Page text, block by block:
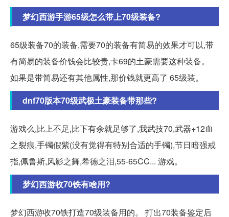
梦幻西游手游65级怎么带上70级装备?
65级装备70的装备,需要70的装备有简易的效果才可以,带
有简易的装备价钱会比较贵,卡69的土豪需要这种装备。
如果是带简易还有其他属性,那价钱就更高了 65级装。
dnf70版本70级武极土豪装备带那些?
游戏么,比上不足,比下有余就足够了,我武技70,武器+12血
之裂痕,手镯假紫(没有觉得有特别合适的手镯),节日暗强戒
指,佩鲁斯,风影之舞,希德之泪,55-65CC... 游戏。
梦幻西游收70铁有啥用?
梦幻西游收70铁打造70级装备用的。 打出70装备鉴定后